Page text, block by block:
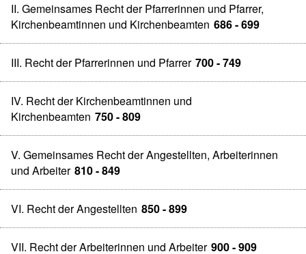
II. Gemeinsames Recht der Pfarrerinnen und Pfarrer,
Kirchenbeamtinnen und Kirchenbeamten 686 - 699
III. Recht der Pfarrerinnen und Pfarrer 700 - 749
IV. Recht der Kirchenbeamtinnen und
Kirchenbeamten 750 - 809
V. Gemeinsames Recht der Angestellten, Arbeiterinnen
und Arbeiter 810 - 849
VI. Recht der Angestellten 850 - 899
VII. Recht der Arbeiterinnen und Arbeiter 900 - 909